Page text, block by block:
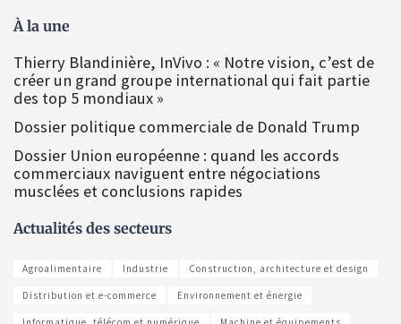
À la une
Thierry Blandinière, InVivo : « Notre vision, c’est de
créer un grand groupe international qui fait partie
des top 5 mondiaux »
Dossier politique commerciale de Donald Trump
Dossier Union européenne : quand les accords
commerciaux naviguent entre négociations
musclées et conclusions rapides
Actualités des secteurs
Agroalimentaire Industrie Construction, architecture et design
Distribution et e-commerce Environnement et énergie